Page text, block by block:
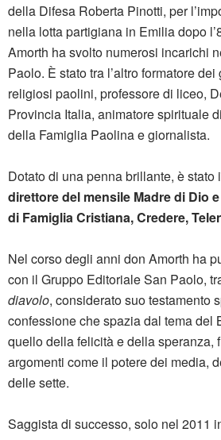
della Difesa Roberta Pinotti, per
nella lotta partigiana in Emilia dopo
Amorth ha svolto numerosi incarichi
Paolo. È stato tra l’altro formatore
religiosi paolini, professore di liceo,
Provincia Italia, animatore spirituale
della Famiglia Paolina e giornalista.
Dotato di una penna brillante, è stato
direttore del mensile Madre di Dio
di Famiglia Cristiana, Credere,
Nel corso degli anni don Amorth ha
con il Gruppo Editoriale San Paolo,
diavolo, considerato suo testamento
confessione che spazia dal tema del
quello della felicità e della speranza,
argomenti come il potere dei media,
delle sette.
Saggista di successo, solo nel 2011